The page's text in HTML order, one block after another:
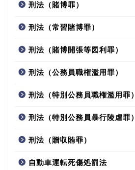
刑法（賭博罪）
刑法（常習賭博罪）
刑法（賭博開張等図利罪）
刑法（公務員職権濫用罪）
刑法（特別公務員職権濫用罪）
刑法（特別公務員暴行陵虐罪）
刑法（贈収賄罪）
自動車運転死傷処罰法